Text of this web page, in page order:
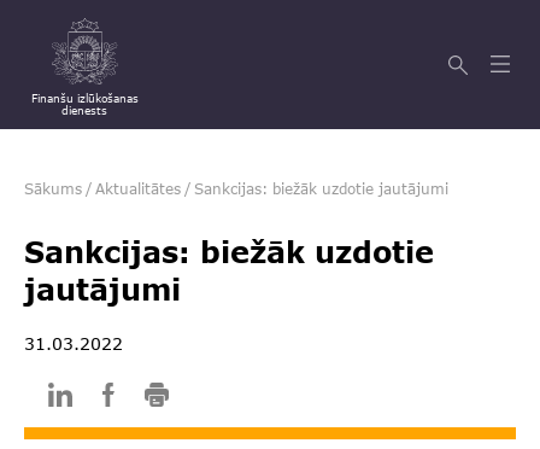
Finanšu izlūkošanas
dienests
Sākums / Aktualitātes / Sankcijas: biežāk uzdotie jautājumi
Sankcijas: biežāk uzdotie
jautājumi
31.03.2022